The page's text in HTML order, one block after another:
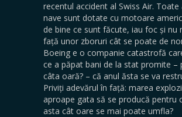
recentul accident al Swiss Air. Toate
nave sunt dotate cu motoare
de bine ce sunt făcute, iau foc și nu
față unor zboruri cât se poate de
Boeing e o companie catastrofă
ce a păpat bani de la stat promite –
câta oară? – că anul ăsta se va
Priviți adevărul în față: marea
aproape gata să se producă pentru
asta cât oare se mai poate umfla?